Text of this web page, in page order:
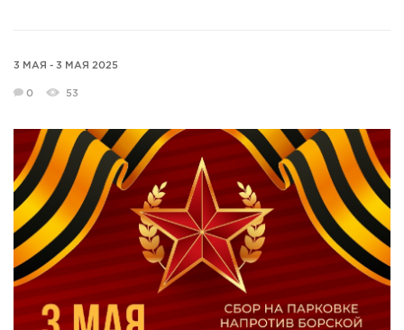
СПРАВКА
КАМЕРЫ
КОНКУРСЫ
СТАТЬИ
ГОЛОСОВАНИЯ
ПРЕДЛОЖИТЬ НОВОСТЬ
ФОТО
3 МАЯ - 3 МАЯ 2025
0 53